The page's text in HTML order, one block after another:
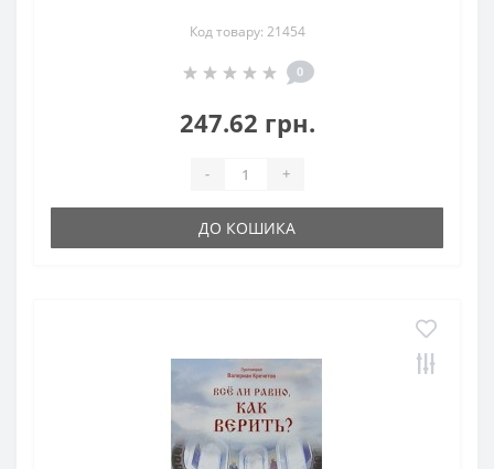
Код товару: 21454
0
247.62 грн.
- +
ДО КОШИКА